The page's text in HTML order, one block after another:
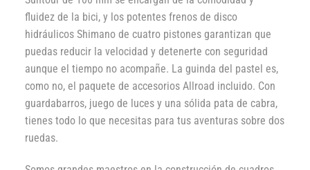
fluidez de la bici, y los potentes frenos de disco
hidráulicos Shimano de cuatro pistones garantizan que
puedas reducir la velocidad y detenerte con seguridad
aunque el tiempo no acompañe. La guinda del pastel es,
como no, el paquete de accesorios Allroad incluido. Con
guardabarros, juego de luces y una sólida pata de cabra,
tienes todo lo que necesitas para tus aventuras sobre dos
ruedas.